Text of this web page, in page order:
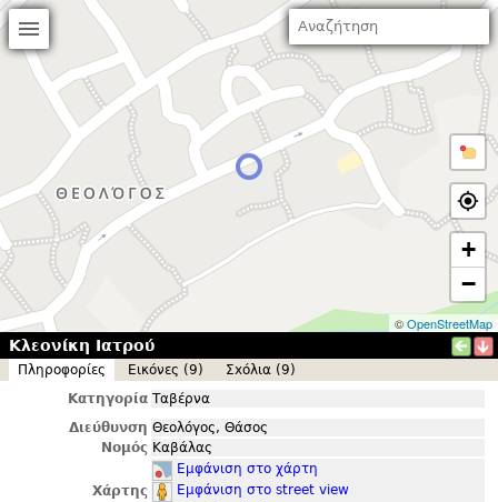
+
−
©OpenStreetMap
Κλεονίκη Ιατρού
Πληροφορίες Εικόνες (9)
Σxόλια (9)
Κατηγορία Ταβέρνα
Διεύθυνση Θεολόγος, Θάσος
Νομός Καβάλας
Χάρτης
Εμφάνιση στο χάρτη
Εμφάνιση στο street view